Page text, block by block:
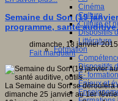
Cinéma
Culture
Culture et
Dispositifs
Littérature
Formation
Dispositifs
E- formation
Enjeux et
Semaine du Son (19
programme, santé
dimanche, 18 janvier 2015
Fait marquant
La Semaine du Son se
dimanche 25 janvier au 1er